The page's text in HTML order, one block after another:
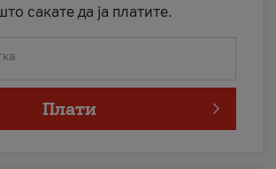
сакате да ја платите.
Плати